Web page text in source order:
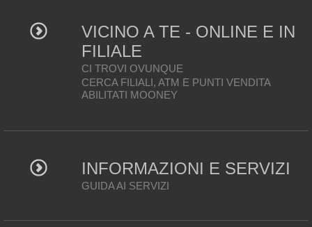
VICINO A TE - ONLINE E IN
FILIALE
CI TROVI OVUNQUE
CERCA FILIALI, ATM E PUNTI VENDITA
ABILITATI MOONEY
INFORMAZIONI E SERVIZI
GUIDA AI SERVIZI